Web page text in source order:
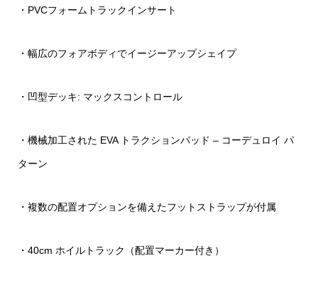
・PVCフォームトラックインサート
・幅広のフォアボディでイージーアップシェイプ
・凹型デッキ: マックスコントロール
・機械加工された EVA トラクションパッド – コーデュロイ パ
ターン
・複数の配置オプションを備えたフットストラップが付属
・40cm ホイルトラック（配置マーカー付き）